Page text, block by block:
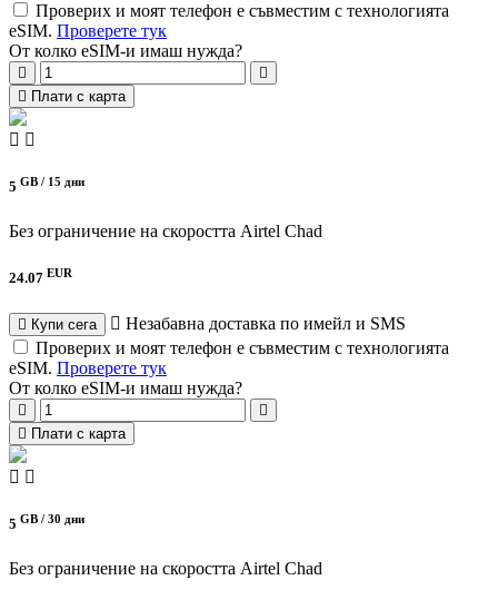
Проверих и моят телефон е съвместим с технологията
eSIM. Проверете тук
От колко eSIM-и имаш нужда?
Плати с карта
5 GB / 15 дни
Без ограничение на скоростта Airtel Chad
24.07 EUR
Купи сега
Незабавна доставка по имейл и SMS
Проверих и моят телефон е съвместим с технологията
eSIM. Проверете тук
От колко eSIM-и имаш нужда?
Плати с карта
5 GB / 30 дни
Без ограничение на скоростта Airtel Chad